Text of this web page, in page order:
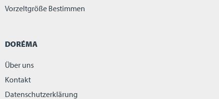
Vorzeltgröße Bestimmen
DORÉMA
Über uns
Kontakt
Datenschutzerklärung